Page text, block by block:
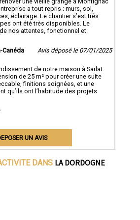
a tout repris : murs, sol,
éclairage. Le chantier s’est très
ont été très disponibles. Le
nos attentes, fonctionnel et
Canéda
Avis déposé le 07/01/2025
de notre maison à Sarlat.
de 25 m² pour créer une suite
finitions soignées, et une
qu’ils ont l’habitude des projets
UN AVIS
DANS LA DORDOGNE